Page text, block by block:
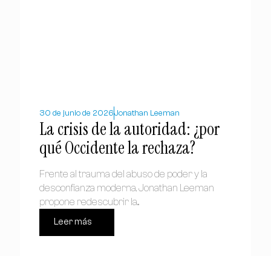
30 de junio de 2026Jonathan Leeman
La crisis de la autoridad: ¿por
qué Occidente la rechaza?
Frente al trauma del abuso de poder y la
desconfianza moderna, Jonathan Leeman
propone redescubrir la...
Leer más